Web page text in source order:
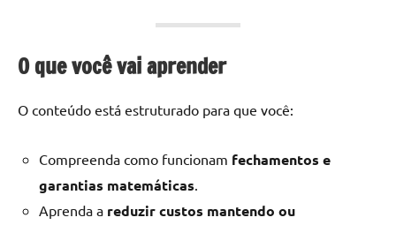
O que você vai aprender
O conteúdo está estruturado para que você:
Compreenda como funcionam fechamentos e
garantias matemáticas
Aprenda a reduzir custos mantendo ou